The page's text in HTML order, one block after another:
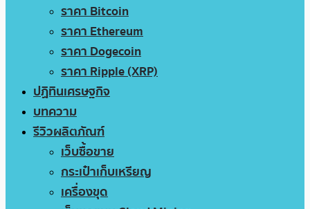
ราคา Bitcoin
ราคา Ethereum
ราคา Dogecoin
ราคา Ripple (XRP)
ปฏิทินเศรษฐกิจ
บทความ
รีวิวผลิตภัณฑ์
เว็บซื้อขาย
กระเป๋าเก็บเหรียญ
เครื่องขุด